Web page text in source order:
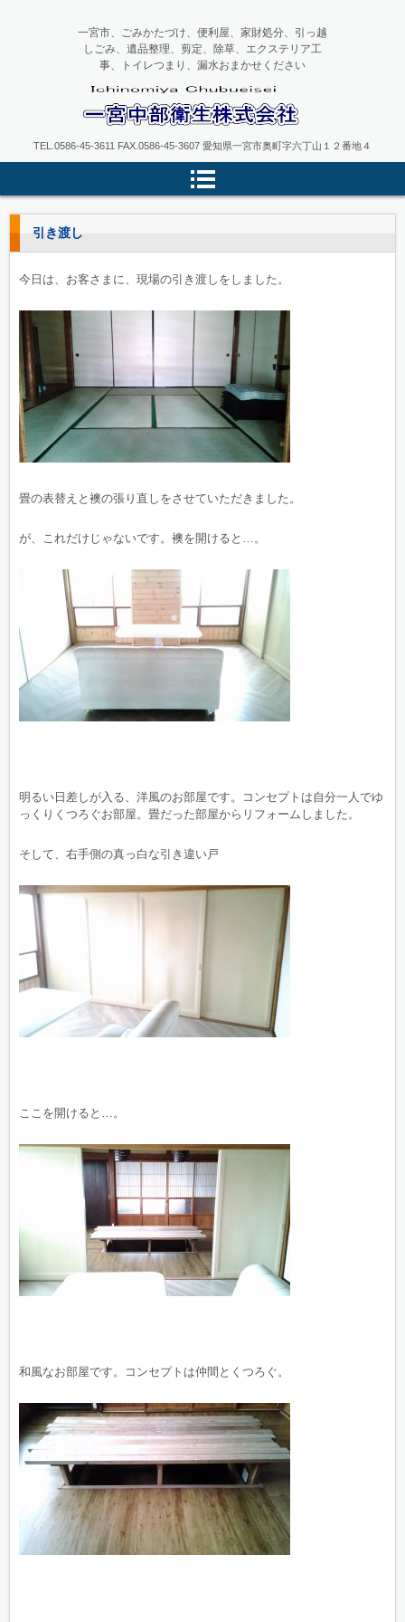
一宮中部衛生
一宮市、ごみかたづけ、便利屋、家財処分、引っ越
しごみ、遺品整理、剪定、除草、エクステリア工
事、トイレつまり、漏水おまかせください
TEL.0586-45-3611 FAX.0586-45-3607 愛知県一宮市奥町字六丁山１２番地４
引き渡し
今日は、お客さまに、現場の引き渡しをしました。
畳の表替えと襖の張り直しをさせていただきました。
が、これだけじゃないです。襖を開けると…。
明るい日差しが入る、洋風のお部屋です。コンセプトは自分一人でゆ
っくりくつろぐお部屋。畳だった部屋からリフォームしました。
そして、右手側の真っ白な引き違い戸
ここを開けると…。
和風なお部屋です。コンセプトは仲間とくつろぐ。